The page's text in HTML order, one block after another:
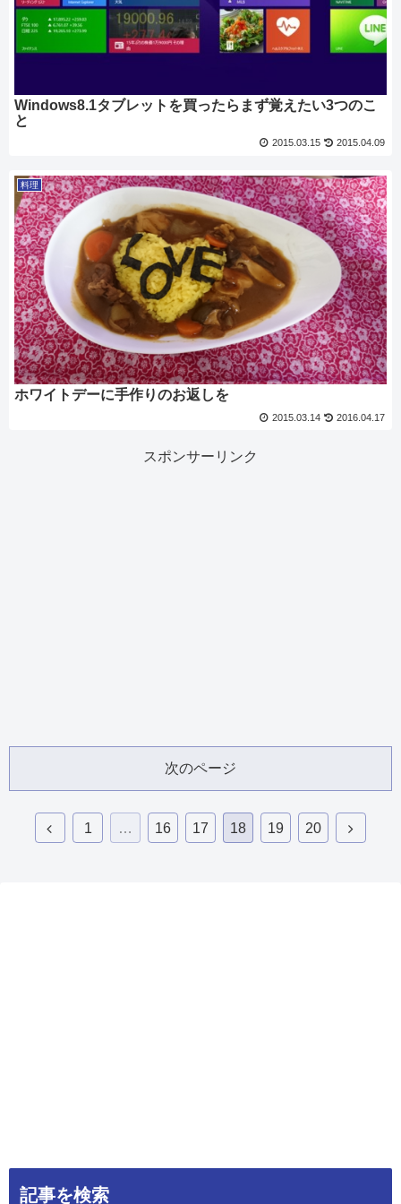
Windows8.1タブレットを買ったらまず覚えたい3つのこ
と
2015.03.15 2015.04.09
料理
ホワイトデーに手作りのお返しを
2015.03.14 2016.04.17
スポンサーリンク
次のページ
1 … 16 17 18 19 20
記事を検索